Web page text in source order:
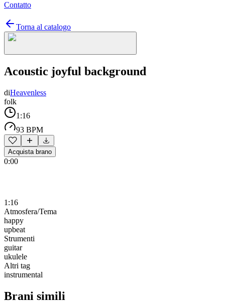
Contatto
Torna al catalogo
Acoustic joyful background
diHeavenless
folk
1:16
93 BPM
Acquista brano
0:00
1:16
Atmosfera/Tema
happy
upbeat
Strumenti
guitar
ukulele
Altri tag
instrumental
Brani simili